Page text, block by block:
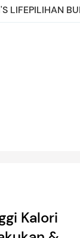
LIFEPILIHAN
Kalori